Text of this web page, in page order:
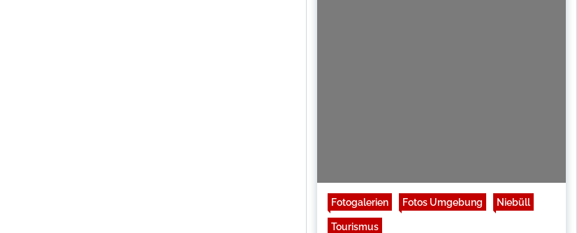
Fotogalerien Fotos Umgebung Niebüll
Tourismus